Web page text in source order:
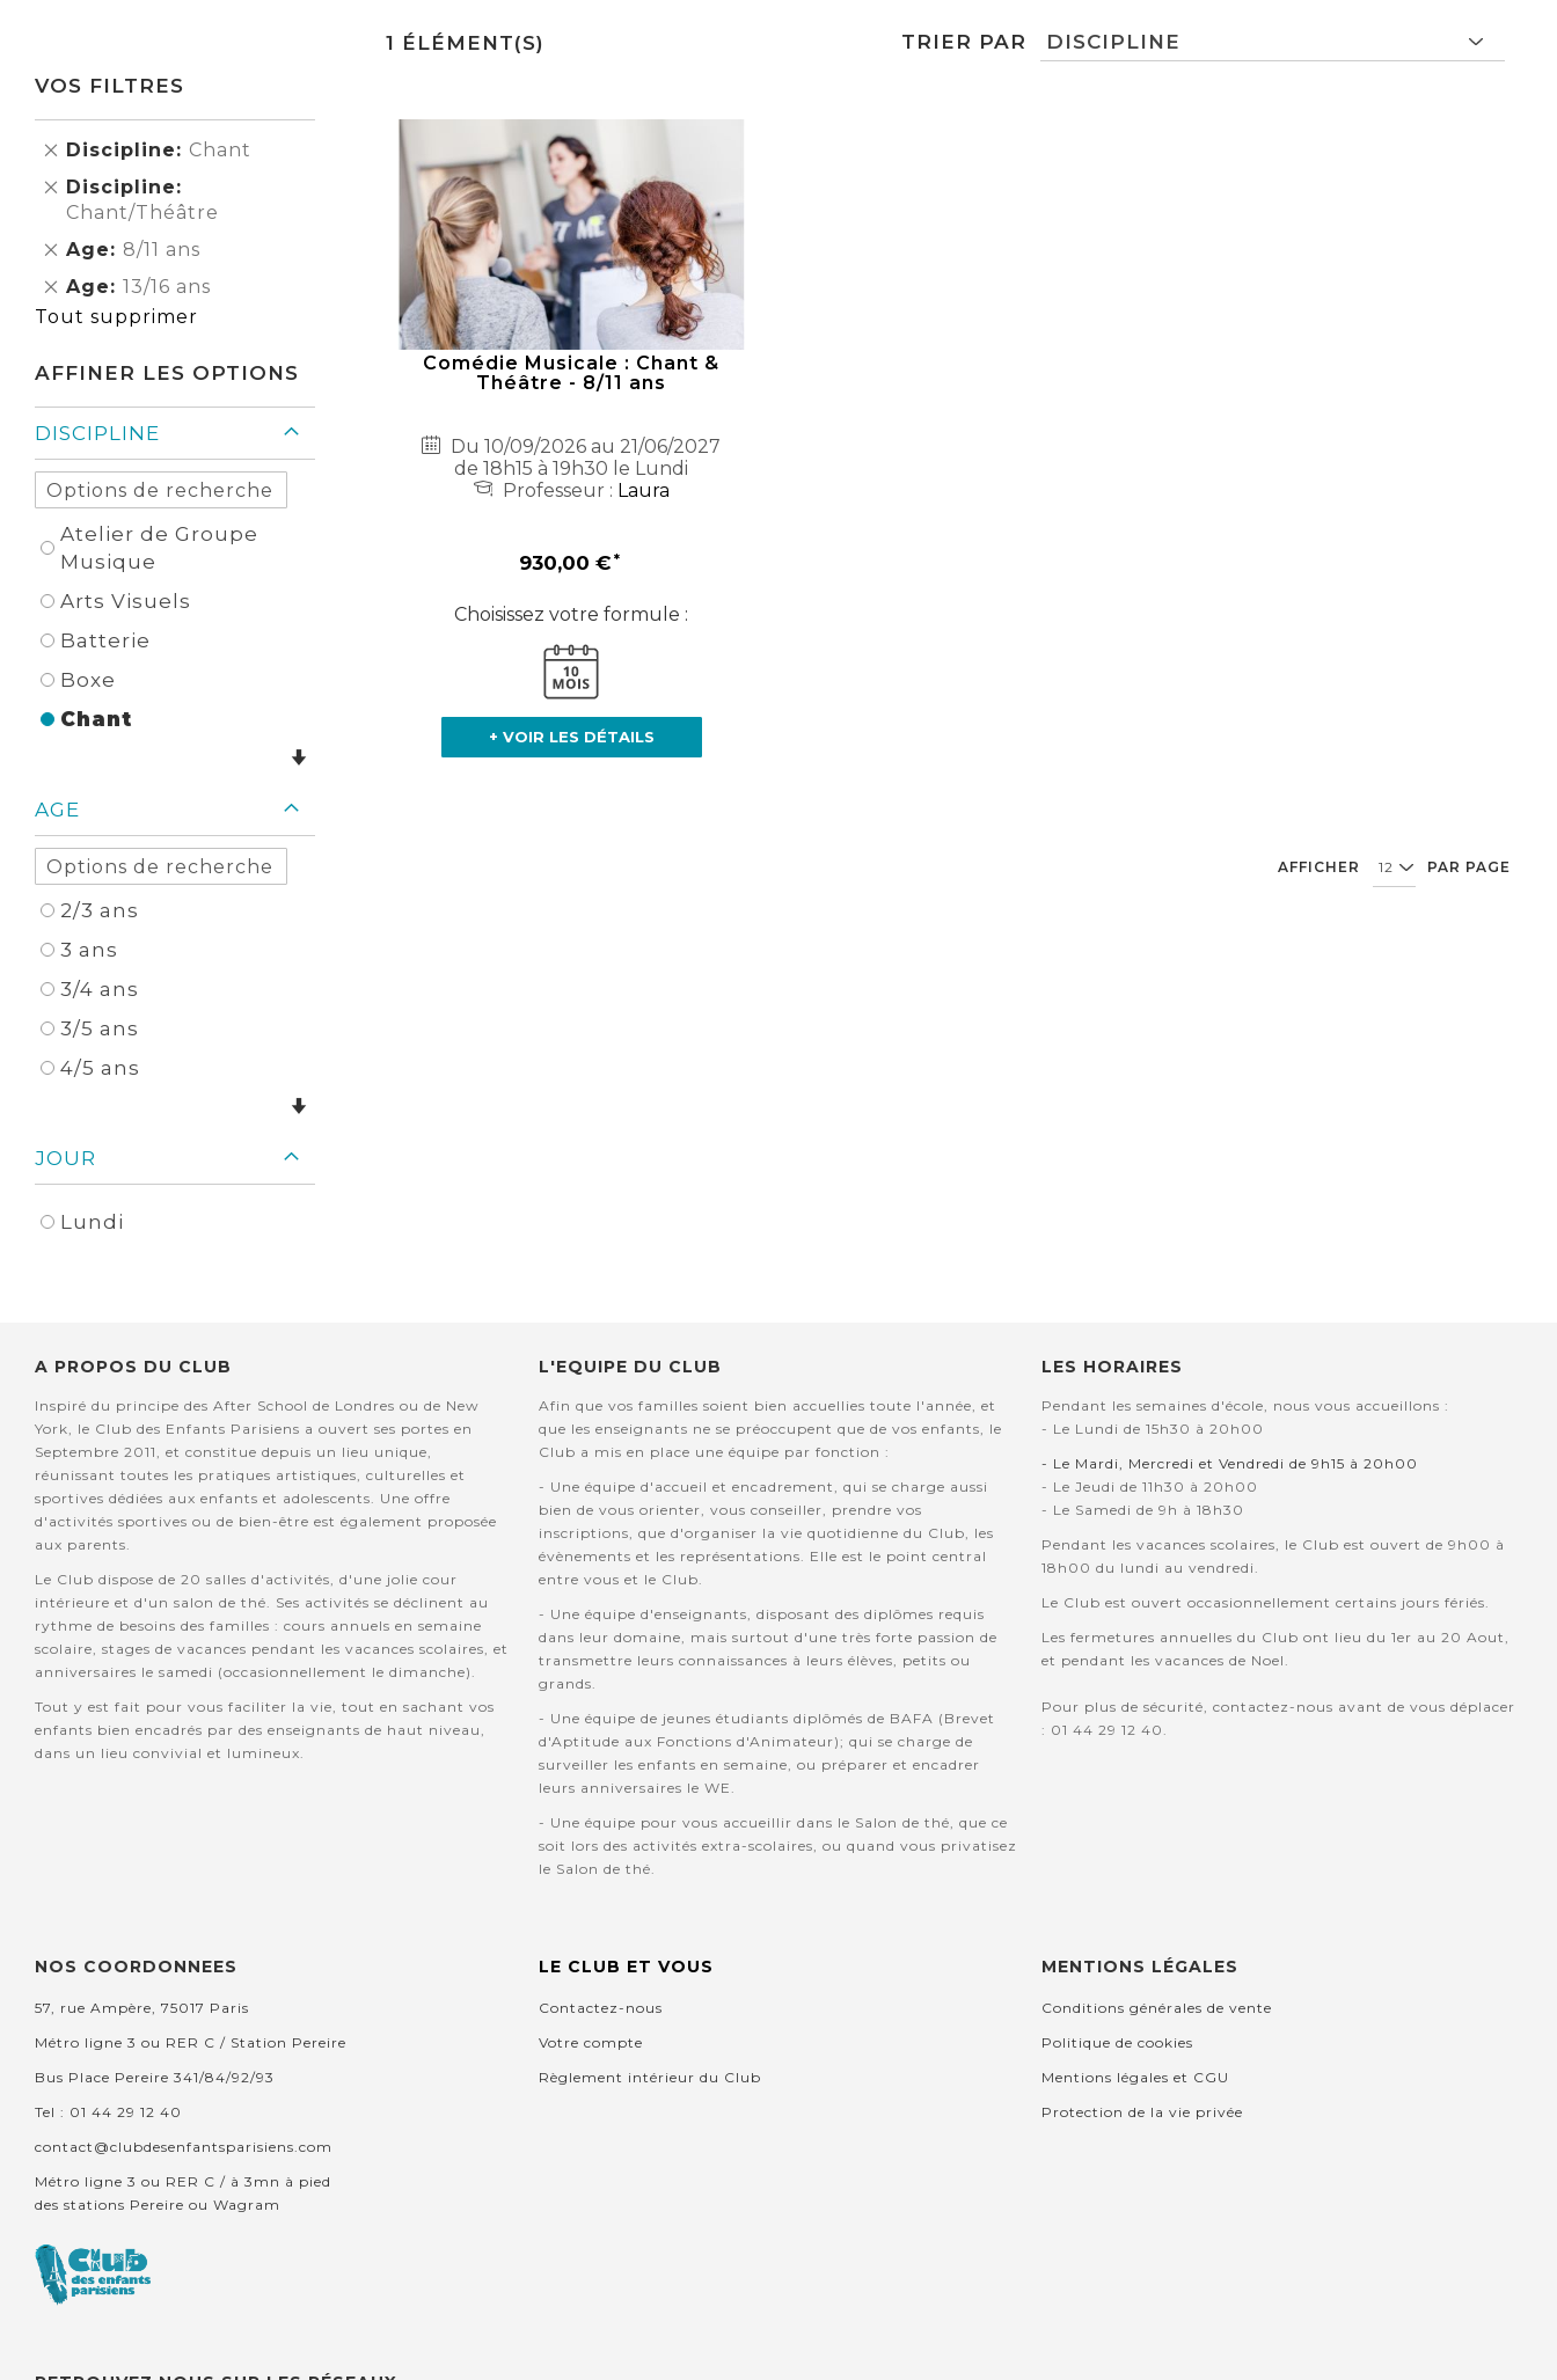
1 ÉLÉMENT(S) TRIER PAR
Comédie Musicale : Chant &
Théâtre - 8/11 ans
Du 10/09/2026 au 21/06/2027
de 18h15 à 19h30 le Lundi
Professeur : Laura
930,00 €
Choisissez votre formule :
+ VOIR LES DÉTAILS
AFFICHER PAR PAGE
VOS FILTRES
Discipline Chant
Supprimer
cet
Élément
Discipline
Chant/Théâtre
Supprimer
cet
Élément
Age 8/11 ans
Supprimer
Élément
Age 13/16 ans
Supprimer
cet
Tout supprimer
AFFINER LES OPTIONS
DISCIPLINE
Atelier de Groupe
Musique
Arts Visuels
Batterie
Boxe
Chant
AGE
2/3 ans
3 ans
3/4 ans
3/5 ans
4/5 ans
JOUR
Lundi
A PROPOS DU CLUB
Inspiré du principe des After School de Londres ou de New
York, le Club des Enfants Parisiens a ouvert ses portes en
Septembre 2011, et constitue depuis un lieu unique,
réunissant toutes les pratiques artistiques, culturelles et
sportives dédiées aux enfants et adolescents. Une offre
d'activités sportives ou de bien-être est également proposée
aux parents.
Le Club dispose de 20 salles d'activités, d'une jolie cour
intérieure et d'un salon de thé. Ses activités se déclinent au
rythme de besoins des familles : cours annuels en semaine
scolaire, stages de vacances pendant les vacances scolaires, et
anniversaires le samedi (occasionnellement le dimanche).
Tout y est fait pour vous faciliter la vie, tout en sachant vos
enfants bien encadrés par des enseignants de haut niveau,
dans un lieu convivial et lumineux.
L'EQUIPE DU CLUB
Afin que vos familles soient bien accuellies toute l'année, et
que les enseignants ne se préoccupent que de vos enfants, le
Club a mis en place une équipe par fonction :
- Une équipe d'accueil et encadrement, qui se charge aussi
bien de vous orienter, vous conseiller, prendre vos
inscriptions, que d'organiser la vie quotidienne du Club, les
évènements et les représentations. Elle est le point central
entre vous et le Club.
- Une équipe d'enseignants, disposant des diplômes requis
dans leur domaine, mais surtout d'une très forte passion de
transmettre leurs connaissances à leurs élèves, petits ou
grands.
- Une équipe de jeunes étudiants diplômés de BAFA (Brevet
d'Aptitude aux Fonctions d'Animateur); qui se charge de
surveiller les enfants en semaine, ou préparer et encadrer
leurs anniversaires le WE.
- Une équipe pour vous accueillir dans le Salon de thé, que ce
soit lors des activités extra-scolaires, ou quand vous privatisez
le Salon de thé.
LES HORAIRES
Pendant les semaines d'école, nous vous accueillons :
- Le Lundi de 15h30 à 20h00
- Le Mardi, Mercredi et Vendredi de 9h15 à 20h00
- Le Jeudi de 11h30 à 20h00
- Le Samedi de 9h à 18h30
Pendant les vacances scolaires, le Club est ouvert de 9h00 à
18h00 du lundi au vendredi.
Le Club est ouvert occasionnellement certains jours fériés.
Les fermetures annuelles du Club ont lieu du 1er au 20 Aout,
et pendant les vacances de Noel.
Pour plus de sécurité, contactez-nous avant de vous déplacer
: 01 44 29 12 40.
NOS COORDONNEES
57, rue Ampère, 75017 Paris
Métro ligne 3 ou RER C / Station Pereire
Bus Place Pereire 341/84/92/93
Tel : 01 44 29 12 40
contact@clubdesenfantsparisiens.com
Métro ligne 3 ou RER C / à 3mn à pied
des stations Pereire ou Wagram
LE CLUB ET VOUS
Contactez-nous
Votre compte
Règlement intérieur du Club
MENTIONS LÉGALES
Conditions générales de vente
Politique de cookies
Mentions légales et CGU
Protection de la vie privée